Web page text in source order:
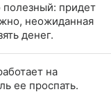
придет
неожиданная
денег.
на
ее проспать.